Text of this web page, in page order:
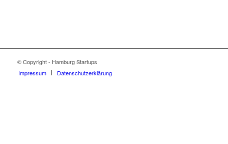
© Copyright - Hamburg Startups
Impressum
Datenschutzerklärung